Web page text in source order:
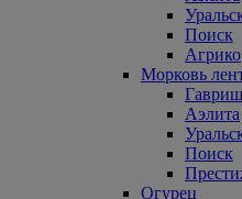
Поиск
Агрико
Морковь
Гавриш
Аэлита
Поиск
Огурец